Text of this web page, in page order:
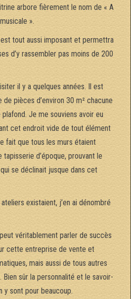
arbore fièrement le nom de « A
».
tout aussi imposant et permettra
d’y rassembler pas moins de 200
il y a quelques années. Il est
de pièces d’environ 30 m² chacune
Je me souviens avoir eu
cet endroit vide de tout élément
fait que tous les murs étaient
tapisserie d’époque, prouvant le
se déclinait jusque dans cet
existaient, j’en ai dénombré
véritablement parler de succès
cette entreprise de vente et
mais aussi de tous autres
sûr la personnalité et le savoir-
y sont pour beaucoup.